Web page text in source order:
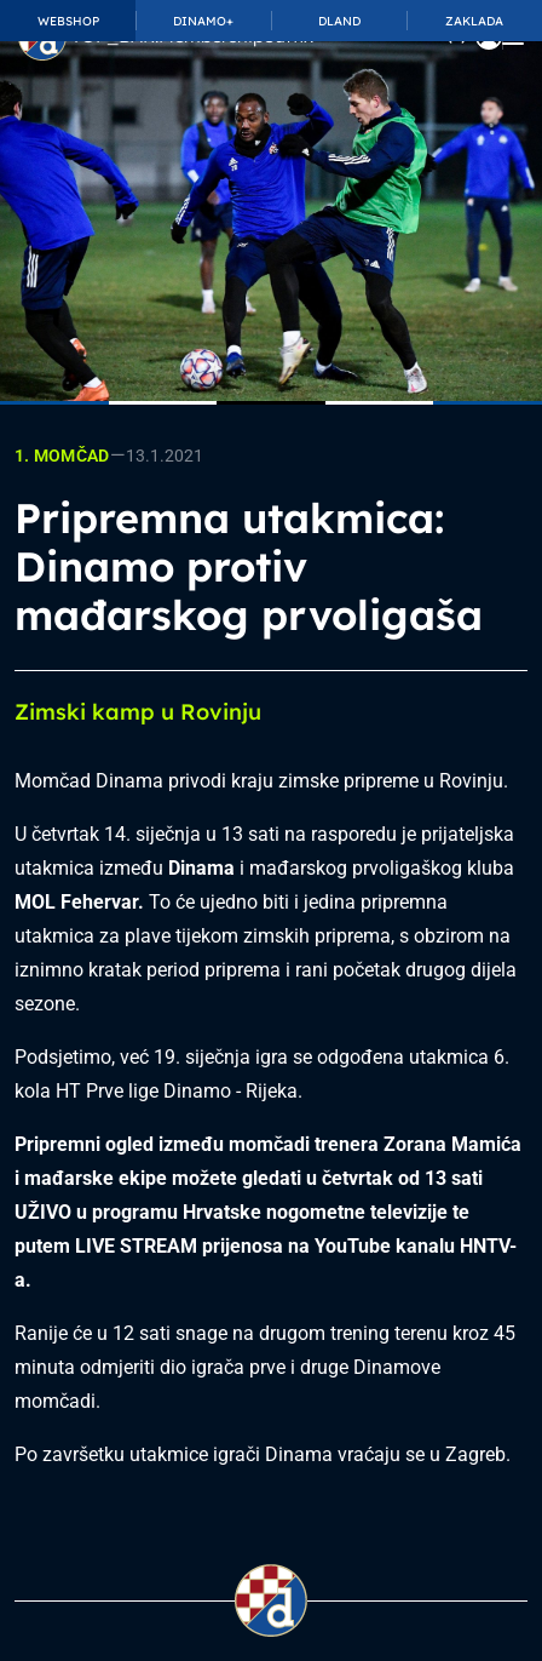
WEBSHOP DINAMO+ DLAND ZAKLADA
TOP_BAR.MembershipSuffix
1. MOMČAD—13.1.2021
Pripremna utakmica:
Dinamo protiv
mađarskog prvoligaša
Zimski kamp u Rovinju
Momčad Dinama privodi kraju zimske pripreme u Rovinju.
U četvrtak 14. siječnja u 13 sati na rasporedu je prijateljska
utakmica između Dinama i mađarskog prvoligaškog kluba
MOL Fehervar. To će ujedno biti i jedina pripremna
utakmica za plave tijekom zimskih priprema, s obzirom na
iznimno kratak period priprema i rani početak drugog dijela
sezone.
Podsjetimo, već 19. siječnja igra se odgođena utakmica 6.
kola HT Prve lige Dinamo - Rijeka.
Pripremni ogled između momčadi trenera Zorana Mamića
i mađarske ekipe možete gledati u četvrtak od 13 sati
UŽIVO u programu Hrvatske nogometne televizije te
putem LIVE STREAM prijenosa na YouTube kanalu HNTV-
a.
Ranije će u 12 sati snage na drugom trening terenu kroz 45
minuta odmjeriti dio igrača prve i druge Dinamove
momčadi.
Po završetku utakmice igrači Dinama vraćaju se u Zagreb.